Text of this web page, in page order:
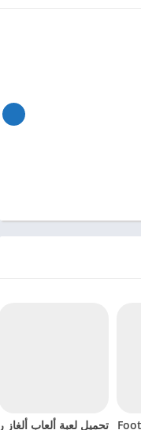
تحميل لعبة ألعاب ألغاز